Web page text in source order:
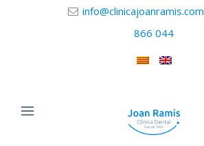
info@clinicajoanramis.com
866 044